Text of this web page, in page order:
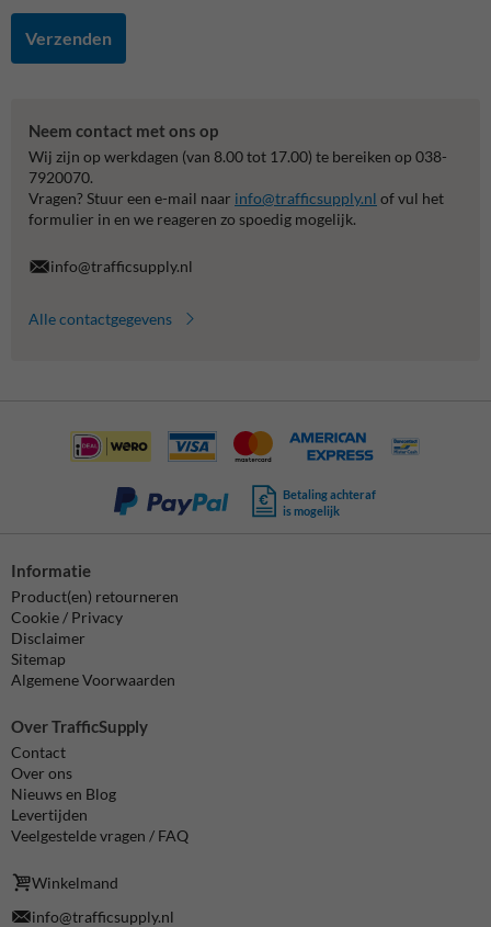
Verzenden
Neem contact met ons op
Wij zijn op werkdagen (van 8.00 tot 17.00) te bereiken op 038-
7920070.
Vragen? Stuur een e-mail naar info@trafficsupply.nl of vul het
formulier in en we reageren zo spoedig mogelijk.
info@trafficsupply.nl
Alle contactgegevens
Betaling achteraf
is mogelijk
Informatie
Product(en) retourneren
Cookie / Privacy
Disclaimer
Sitemap
Algemene Voorwaarden
Over TrafficSupply
Contact
Over ons
Nieuws en Blog
Levertijden
Veelgestelde vragen / FAQ
Winkelmand
info@trafficsupply.nl